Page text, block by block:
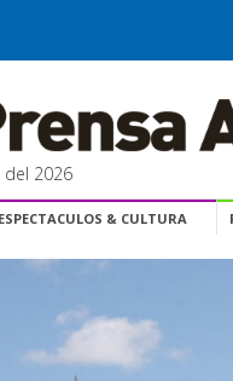
del 2026
ESPECTACULOS & CULTURA